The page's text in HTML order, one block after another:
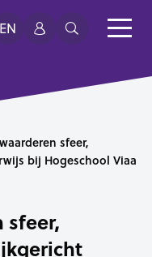
EN
sfeer,
bij Hogeschool Viaa
sfeer,